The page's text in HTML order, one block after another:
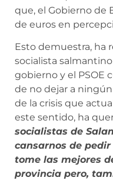
que, el Gobierno de
de euros en
Esto demuestra, ha
socialista
gobierno y el PSOE
de no dejar a
de la crisis que
este sentido, ha
socialistas de
cansarnos de
tome las mejores
provincia pero,